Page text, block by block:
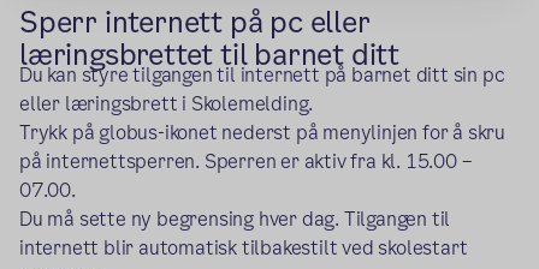
Sperr internett på pc eller
læringsbrettet til barnet ditt
Du kan styre tilgangen til internett på barnet ditt sin pc
eller læringsbrett i Skolemelding.
Trykk på globus-ikonet nederst på menylinjen for å skru
på internettsperren. Sperren er aktiv fra kl. 15.00 –
07.00.
Du må sette ny begrensing hver dag. Tilgangen til
internett blir automatisk tilbakestilt ved skolestart